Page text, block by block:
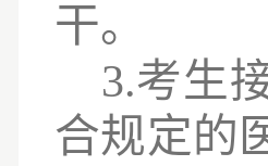
干。
3.考生
合规定的